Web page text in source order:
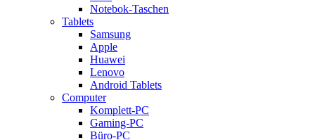
Notebok-Taschen
Tablets
Samsung
Apple
Huawei
Lenovo
Android Tablets
Computer
Komplett-PC
Gaming-PC
Büro-PC